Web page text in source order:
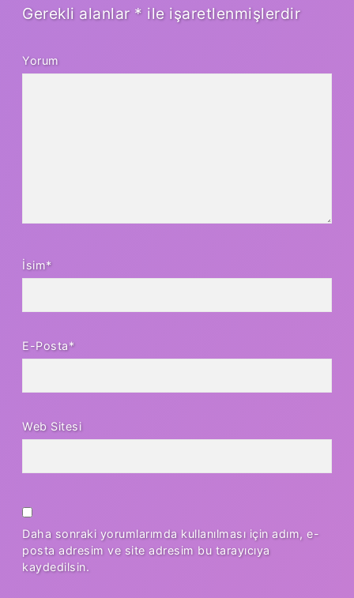
Gerekli alanlar * ile işaretlenmişlerdir
Yorum
İsim*
E-Posta*
Web Sitesi
Daha sonraki yorumlarımda kullanılması için adım, e-
posta adresim ve site adresim bu tarayıcıya
kaydedilsin.